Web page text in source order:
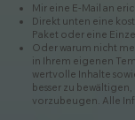
Mir eine E-Mail an
Direkt unten eine
Paket oder eine
Oder warum nicht
in Ihrem eigenen
wertvolle Inhalte
besser zu
vorzubeugen. Alle